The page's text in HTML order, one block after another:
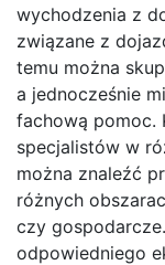
wychodzenia z
związane z
temu można
a jednocześnie
fachową pomoc.
specjalistów w
można znaleźć
różnych
czy
odpowiedniego